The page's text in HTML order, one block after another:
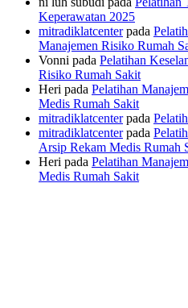
Keperawatan 2025
mitradiklatcenterpada
Manajemen Risiko Rumah
Vonni pada Pelatihan
Risiko Rumah Sakit
Heri pada Pelatihan
Medis Rumah Sakit
mitradiklatcenterpada
mitradiklatcenterpada
Arsip Rekam Medis Rumah
Heri pada Pelatihan
Medis Rumah Sakit